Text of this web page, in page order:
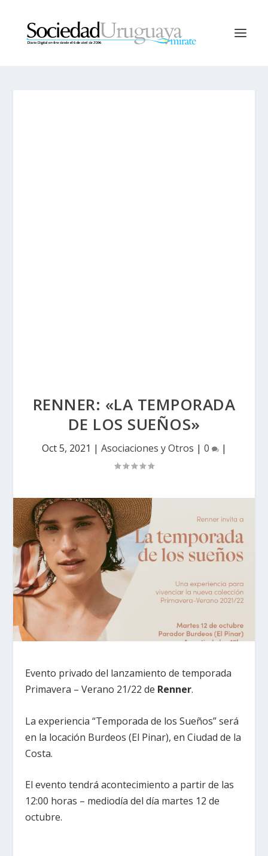
RENNER: «LA TEMPORADA
DE LOS SUEÑOS»
Oct 5, 2021 | Asociaciones y Otros | 0 |
Evento privado del lanzamiento de temporada
Primavera – Verano 21/22 de Renner.
La experiencia “Temporada de los Sueños” será
en la locación Burdeos (El Pinar), en Ciudad de la
Costa.
El evento tendrá acontecimiento a partir de las
12:00 horas – mediodía del día martes 12 de
octubre.